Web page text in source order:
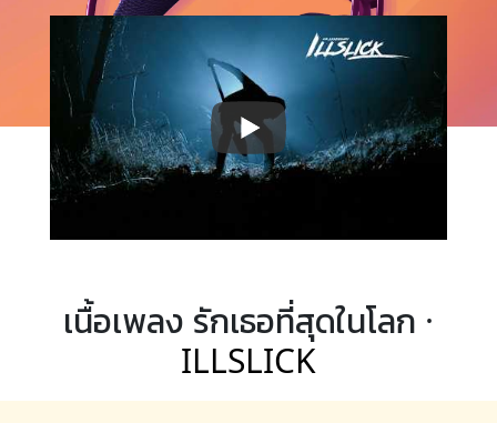
เนื้อเพลง รักเธอที่สุดในโลก ·
ILLSLICK